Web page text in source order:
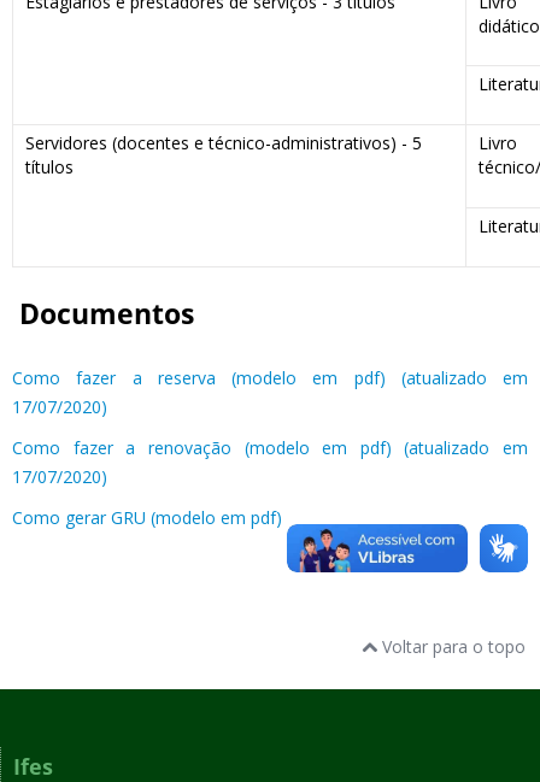
Servidores (docentes e técnico-administrativos) - 5
títulos
Livro
Documentos
Como fazer a reserva (modelo em pdf) (atualizado em
17/07/2020)
Como fazer a renovação (modelo em pdf) (atualizado em
17/07/2020)
Como gerar GRU (modelo em pdf)
Voltar para o topo
Ifes